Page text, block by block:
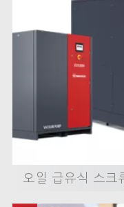
오일 급유식 스크